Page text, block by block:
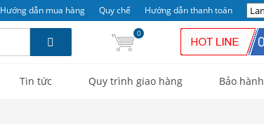
Hướng dẫn mua hàng Quy chế Hướng dẫn thanh toán
0
Tin tức Quy trình giao hàng Bảo hành